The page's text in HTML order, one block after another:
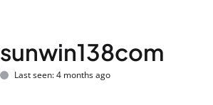
sunwin138com
Last seen: 4 months ago